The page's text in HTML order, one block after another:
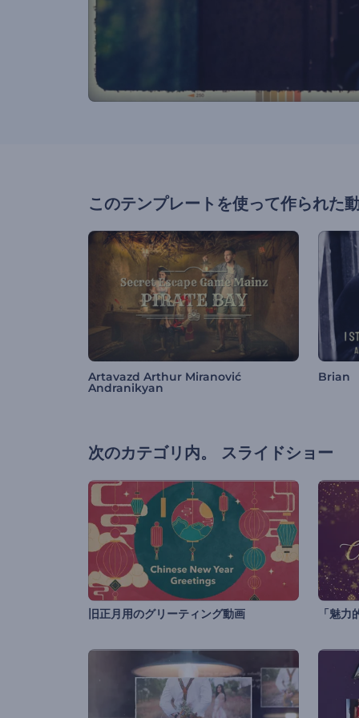
このテンプレートを使って作られた
Artavazd Arthur Miranović
Andranikyan
Brian
次のカテゴリ内。 スライドショー
旧正月用のグリーティング動画 「魅